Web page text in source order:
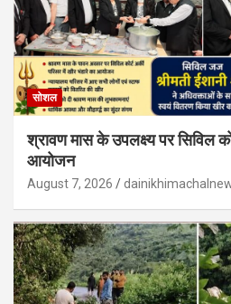
सोशल
श्रावण मास के उपलक्ष्य पर सिविल
आयोजन
August 7, 2026